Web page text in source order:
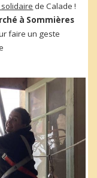
de Calade !
à Sommières
faire un geste